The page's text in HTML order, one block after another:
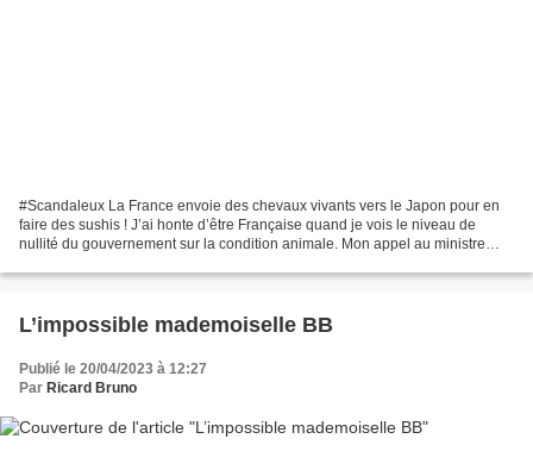
#Scandaleux La France envoie des chevaux vivants vers le Japon pour en
faire des sushis ! J’ai honte d’être Française quand je vois le niveau de
nullité du gouvernement sur la condition animale. Mon appel au ministre
L’impossible mademoiselle BB
Publié le 20/04/2023 à 12:27
Par Ricard Bruno